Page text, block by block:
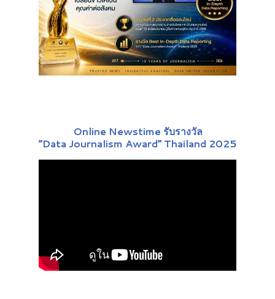
Online Newstime รับรางวัล
“Data Journalism Award” Thailand 2025